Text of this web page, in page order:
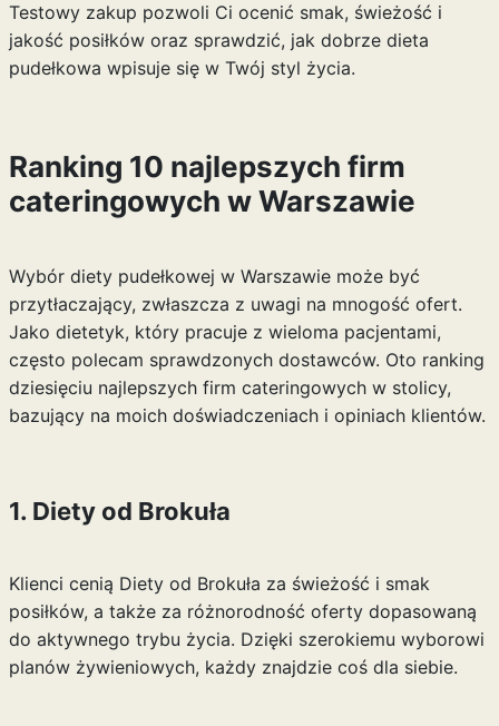
Testowy zakup pozwoli Ci ocenić smak, świeżość i
jakość posiłków oraz sprawdzić, jak dobrze dieta
pudełkowa wpisuje się w Twój styl życia.
Ranking 10 najlepszych firm
cateringowych w Warszawie
Wybór diety pudełkowej w Warszawie może być
przytłaczający, zwłaszcza z uwagi na mnogość ofert.
Jako dietetyk, który pracuje z wieloma pacjentami,
często polecam sprawdzonych dostawców. Oto ranking
dziesięciu najlepszych firm cateringowych w stolicy,
bazujący na moich doświadczeniach i opiniach klientów.
1. Diety od Brokuła
Klienci cenią Diety od Brokuła za świeżość i smak
posiłków, a także za różnorodność oferty dopasowaną
do aktywnego trybu życia. Dzięki szerokiemu wyborowi
planów żywieniowych, każdy znajdzie coś dla siebie.